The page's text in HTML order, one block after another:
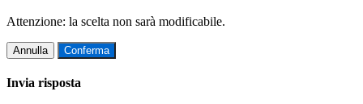
Attenzione: la scelta non sarà modificabile.
Annulla Conferma
Invia risposta